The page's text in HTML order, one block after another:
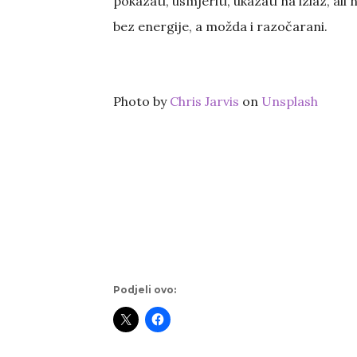
bez energije, a možda i razočarani.
Photo by Chris Jarvis on Unsplash
Podjeli ovo: